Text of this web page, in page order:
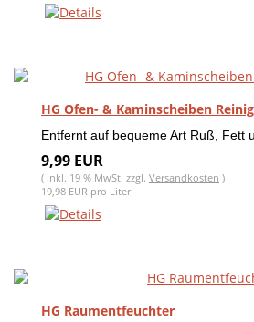
HG Ofen- & Kaminscheiben
Entfernt auf bequeme Art Ruß, Fett
9,99 EUR
( inkl. 19 % MwSt. zzgl. Versandkosten )
19,98 EUR pro Liter
HG Raumentfeuchter